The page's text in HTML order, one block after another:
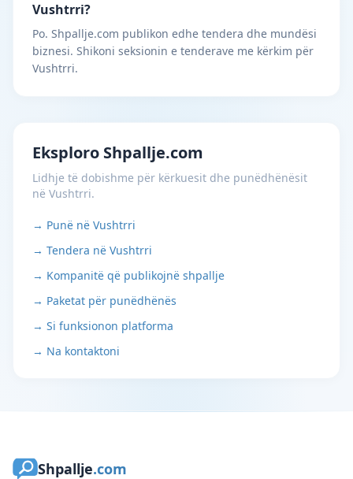
Vushtrri?
Po. Shpallje.com publikon edhe tendera dhe mundësi
biznesi. Shikoni seksionin e tenderave me kërkim për
Vushtrri.
Eksploro Shpallje.com
Lidhje të dobishme për kërkuesit dhe punëdhënësit
në Vushtrri.
→ Punë në Vushtrri
→ Tendera në Vushtrri
→ Kompanitë që publikojnë shpallje
→ Paketat për punëdhënës
→ Si funksionon platforma
→ Na kontaktoni
Shpallje.com